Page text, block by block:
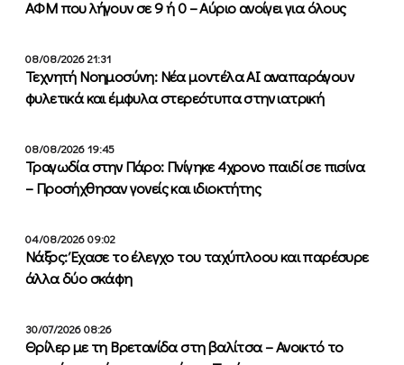
ΑΦΜ που λήγουν σε 9 ή 0 – Αύριο ανοίγει για όλους
08/08/2026 21:31
Τεχνητή Νοημοσύνη: Νέα μοντέλα ΑΙ αναπαράγουν
φυλετικά και έμφυλα στερεότυπα στην ιατρική
08/08/2026 19:45
Τραγωδία στην Πάρο: Πνίγηκε 4χρονο παιδί σε πισίνα
– Προσήχθησαν γονείς και ιδιοκτήτης
04/08/2026 09:02
Νάξος: Έχασε το έλεγχο του ταχύπλοου και παρέσυρε
άλλα δύο σκάφη
30/07/2026 08:26
Θρίλερ με τη Βρετανίδα στη βαλίτσα – Ανοικτό το